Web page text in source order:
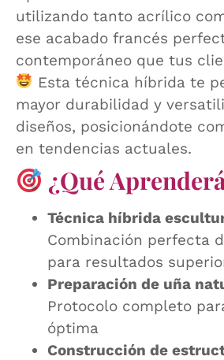
utilizando tanto acrílico
ese acabado francés
contemporáneo que tus
Esta técnica híbrida te
mayor durabilidad y
diseños, posicionándote
en tendencias actuales.
¿Qué
Técnica híbrida
Combinación perfecta
para resultados
Preparación de uña
Protocolo completo
óptima
Construcción de